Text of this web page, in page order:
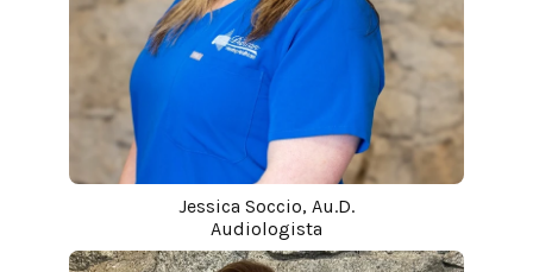
Jessica Soccio, Au.D.
Audiologista